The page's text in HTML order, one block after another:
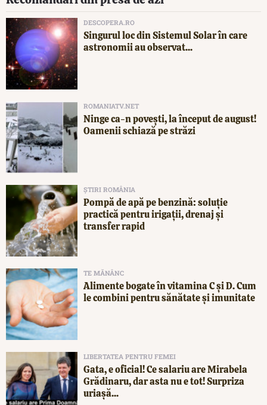
DESCOPERA.RO
Singurul loc din Sistemul Solar în care
astronomii au observat...
ROMANIATV.NET
Ninge ca-n povești, la început de august!
Oamenii schiază pe străzi
ȘTIRI ROMÂNIA
Pompă de apă pe benzină: soluție
practică pentru irigații, drenaj și
transfer rapid
TE MĂNÂNC
Alimente bogate în vitamina C și D. Cum
le combini pentru sănătate și imunitate
LIBERTATEA PENTRU FEMEI
Gata, e oficial! Ce salariu are Mirabela
Grădinaru, dar asta nu e tot! Surpriza
uriașă...